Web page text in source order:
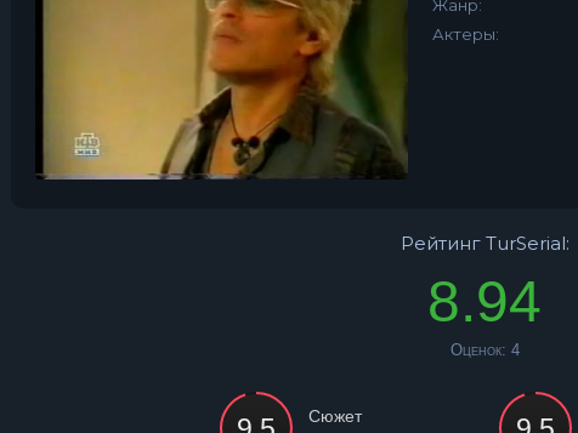
Жанр:
Актеры:
Рейтинг TurSerial:
8.94
Оценок: 4
Сюжет